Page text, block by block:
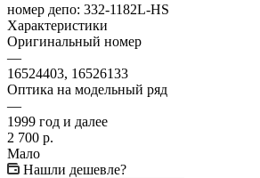
номер депо: 332-1182L-HS
Характеристики
Оригинальный номер
—
16524403, 16526133
Оптика на модельный ряд
—
1999 год и далее
2 700 р.
Мало
Нашли дешевле?